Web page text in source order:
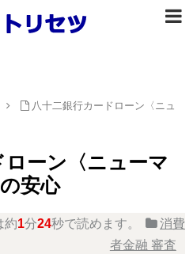
八十二銀行カードローン〈ニュ
ローン〈ニューマ
安心
約1分24秒で読めます。
消費
者金融 審査